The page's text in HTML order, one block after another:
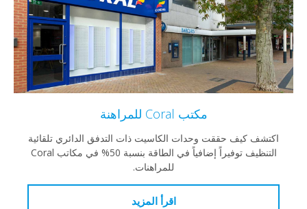
مكتب Coral للمراهنة
اكتشف كيف حققت وحدات الكاسيت ذات التدفق الدائري تلقائية
التنظيف توفيراً إضافياً في الطاقة بنسبة 50% في مكاتب Coral
للمراهنات.
اقرأ المزيد